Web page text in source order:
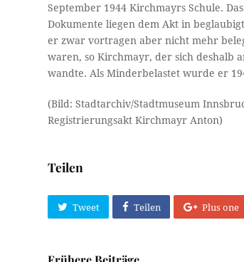
September 1944 Kirchmayrs Schule.
Dokumente liegen dem Akt in
er zwar vortragen aber nicht mehr
waren, so Kirchmayr, der sich deshalb
wandte. Als Minderbelastet wurde er
(Bild: Stadtarchiv/Stadtmuseum
Registrierungsakt Kirchmayr Anton)
Teilen
Tweet Teilen Plus one